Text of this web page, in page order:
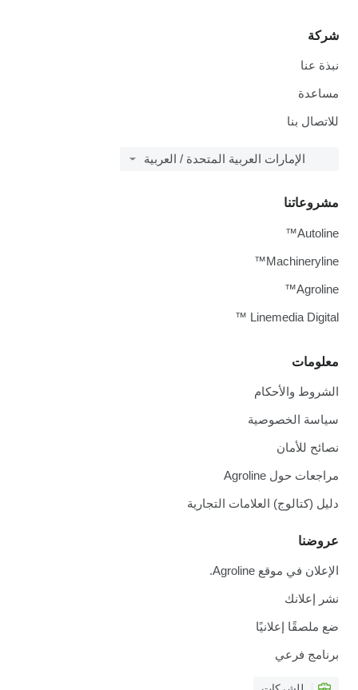
شركة
نبذة عنا
مساعدة
للاتصال بنا
الإمارات العربية المتحدة / العربية
معلومات
الشروط والأحكام
سياسة الخصوصية
نصائح للأمان
مراجعات حول Agroline
دليل (كتالوج) العلامات التجارية
عروضنا
الإعلان في موقع Agroline.
نشر إعلانك
ضع ملصقًا إعلانيًا
برنامج فرعي
مشروعاتنا
Autoline™
Machineryline™
Agroline™
Linemedia Digital ™